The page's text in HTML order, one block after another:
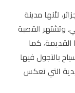
لأنها مدينة
وتشتهر القصبة
القديمة، كما
بالتجول فيها
التي تعكس